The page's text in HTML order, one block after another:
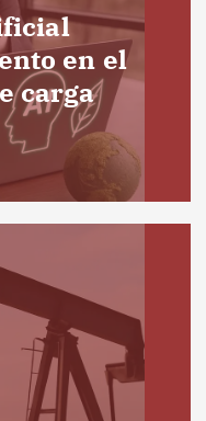
en el
carga